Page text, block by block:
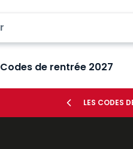
Codes de rentrée 2027
LES CODES